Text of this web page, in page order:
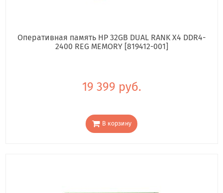
Оперативная память HP 32GB DUAL RANK X4 DDR4-
2400 REG MEMORY [819412-001]
19 399 руб.
В корзину